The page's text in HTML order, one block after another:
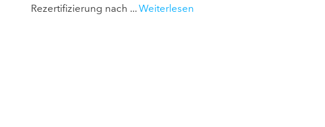
Rezertifizierung nach ... Weiterlesen